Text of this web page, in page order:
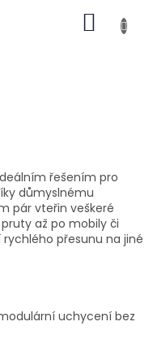
řešením pro
důmyslnému
pár vteřin veškeré
až po mobily či
přesunu na jiné
uchycení bez